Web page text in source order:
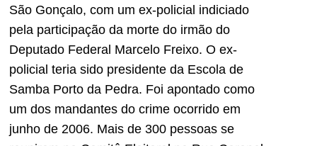
São Gonçalo, com um ex-policial indiciado
pela participação da morte do irmão do
Deputado Federal Marcelo Freixo. O ex-
policial teria sido presidente da Escola de
Samba Porto da Pedra. Foi apontado como
um dos mandantes do crime ocorrido em
junho de 2006. Mais de 300 pessoas se